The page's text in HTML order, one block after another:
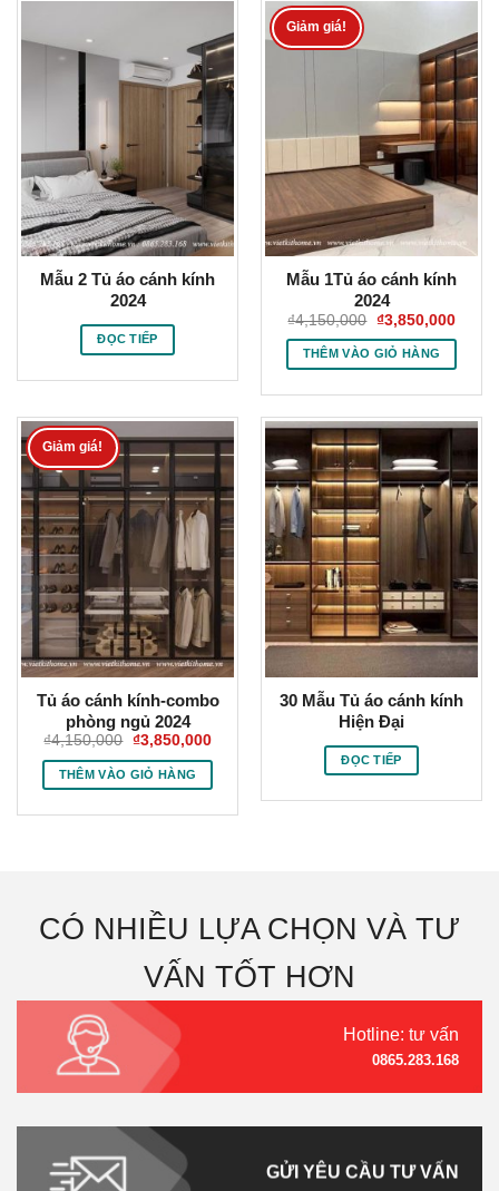
Mẫu 2 Tủ áo cánh kính
2024
ĐỌC TIẾP
Giảm giá!
Mẫu 1Tủ áo cánh kính
2024
₫4,150,000 Giá
gốc
là:
₫4,150,000.
₫3,850,000Giá
tại
THÊM VÀO GIỎ HÀNG
Giảm giá!
Tủ áo cánh kính-combo
phòng ngủ 2024
₫4,150,000 Giá
là:
₫4,150,000.
₫3,850,000Giá
tại
là:
₫3,850,000.
THÊM VÀO GIỎ HÀNG
30 Mẫu Tủ áo cánh kính
Hiện Đại
ĐỌC TIẾP
CÓ NHIỀU LỰA CHỌN VÀ TƯ
VẤN TỐT HƠN
Hotline: tư vấn
0865.283.168
GỬI YÊU CẦU TƯ VẤN